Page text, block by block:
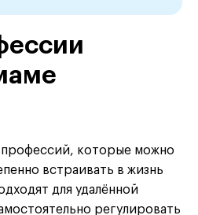
которые можно
встраивать в жизнь
для удалённой
регулировать